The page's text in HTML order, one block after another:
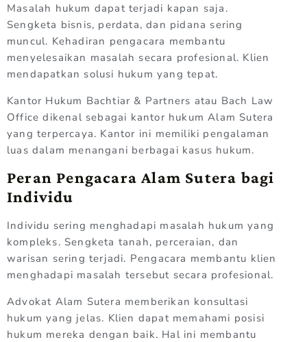
Masalah hukum dapat terjadi kapan saja.
Sengketa bisnis, perdata, dan pidana sering
muncul. Kehadiran pengacara membantu
menyelesaikan masalah secara profesional. Klien
mendapatkan solusi hukum yang tepat.
Kantor Hukum Bachtiar & Partners atau Bach Law
Office dikenal sebagai kantor hukum Alam Sutera
yang terpercaya. Kantor ini memiliki pengalaman
luas dalam menangani berbagai kasus hukum.
Peran Pengacara Alam Sutera bagi
Individu
Individu sering menghadapi masalah hukum yang
kompleks. Sengketa tanah, perceraian, dan
warisan sering terjadi. Pengacara membantu klien
menghadapi masalah tersebut secara profesional.
Advokat Alam Sutera memberikan konsultasi
hukum yang jelas. Klien dapat memahami posisi
hukum mereka dengan baik. Hal ini membantu